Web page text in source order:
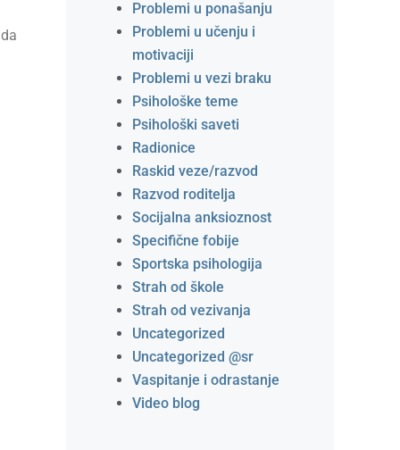
Problemi u ponašanju
Problemi u učenju i
motivaciji
Problemi u vezi braku
Psihološke teme
Psihološki saveti
Radionice
Raskid veze/razvod
Razvod roditelja
Socijalna anksioznost
Specifične fobije
Sportska psihologija
Strah od škole
Strah od vezivanja
Uncategorized
Uncategorized @sr
Vaspitanje i odrastanje
Video blog